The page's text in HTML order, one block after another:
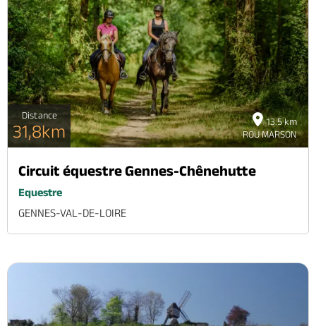
13.5 km
ROU MARSON
Distance
31,8km
Circuit équestre Gennes-Chênehutte
Equestre
GENNES-VAL-DE-LOIRE